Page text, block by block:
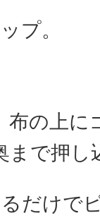
プ。
布の上に
まで押し
だけで